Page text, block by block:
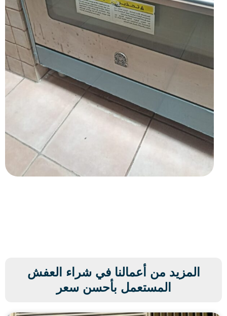
المزيد من أعمالنا في شراء العفش
المستعمل بأحسن سعر